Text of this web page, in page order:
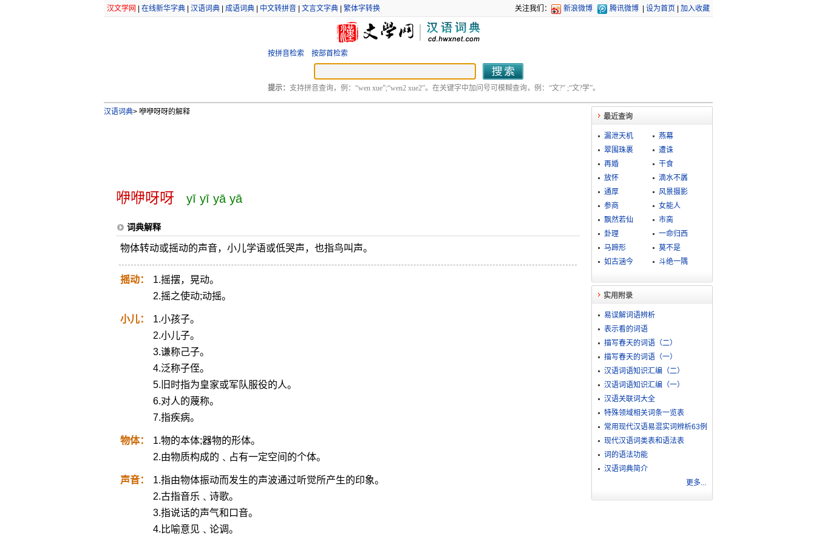
汉文学网 在线新华字典| 汉语词典| 成语词典| 中文转拼音| 文言文字典| 繁体字转换 关注我们： 新浪微博 腾讯微博 设为首页 加入收藏
按拼音检索 按部首检索
提示： 支持拼音查询，例：“wen xue”;“wen2 xue2”。在关键字中加问号可模糊查询，例：“文?” ;“文?学”。
汉语词典>咿咿呀呀的解释
咿咿呀呀 yī yī yā yā
词典解释
物体转动或摇动的声音，小儿学语或低哭声，也指鸟叫声。
摇动：
1.摇摆，晃动。
2.摇之使动;动摇。
小儿：
1.小孩子。
2.小儿子。
3.谦称己子。
4.泛称子侄。
5.旧时指为皇家或军队服役的人。
6.对人的蔑称。
7.指疾病。
物体：
1.物的本体;器物的形体。
2.由物质构成的﹑占有一定空间的个体。
声音：
1.指由物体振动而发生的声波通过听觉所产生的印象。
2.古指音乐﹑诗歌。
3.指说话的声气和口音。
4.比喻意见﹑论调。
最近查询
漏泄天机
燕幕
翠围珠裹
遭诛
再婚
干食
放怀
滴水不羼
通厚
风景摄影
参商
女能人
飘然若仙
市脔
卦理
一命归西
马蹄形
莫不是
如古涵今
斗绝一隅
实用附录
易误解词语辨析
表示看的词语
描写春天的词语（二）
描写春天的词语（一）
汉语词语知识汇编（二）
汉语词语知识汇编（一）
汉语关联词大全
特殊领域相关词条一览表
常用现代汉语易混实词辨析63例
现代汉语词类表和语法表
词的语法功能
汉语词典简介
更多...